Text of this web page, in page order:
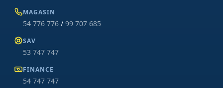
MAGASIN
54 776 776 / 99 707 685
SAV
53 747 747
FINANCE
54 747 747